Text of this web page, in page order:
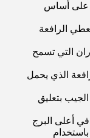
على أساس
الرافعة
التي تسمح
الذي يحمل
بتعليق